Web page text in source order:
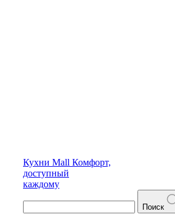
Кухни Mall Комфорт,
доступный
каждому
Поиск